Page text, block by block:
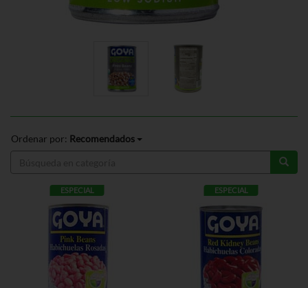
Ordenar por: Recomendados
ESPECIAL ESPECIAL